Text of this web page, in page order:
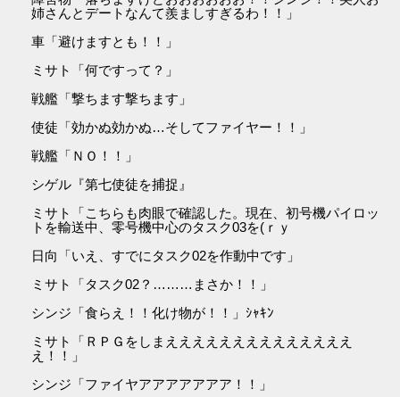
姉さんとデートなんて羨ましすぎるわ！！」
車「避けますとも！！」
ミサト「何ですって？」
戦艦「撃ちます撃ちます」
使徒「効かぬ効かぬ…そしてファイヤー！！」
戦艦「ＮＯ！！」
シゲル『第七使徒を捕捉』
ミサト「こちらも肉眼で確認した。現在、初号機パイロッ
トを輸送中、零号機中心のタスク03を(ｒｙ
日向「いえ、すでにタスク02を作動中です」
ミサト「タスク02？………まさか！！」
シンジ「食らえ！！化け物が！！」ｼｬｷﾝ
ミサト「ＲＰＧをしまええええええええええええええ
え！！」
シンジ「ファイヤアアアアアアア！！」